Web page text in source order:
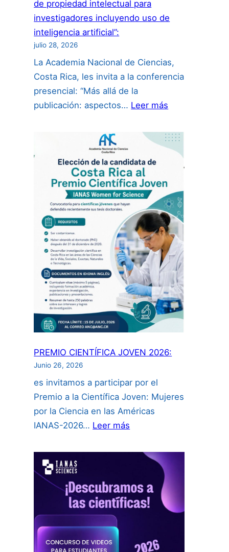
de propiedad intelectual para
investigadores incluyendo uso de
inteligencia artificial”:
julio 28, 2026
La Academia Nacional de Ciencias,
Costa Rica, les invita a la conferencia
presencial: “Más allá de la
publicación: aspectos… Leer más
allá
de
aspectos
de
propiedad
intelectual
para
investigadores
incluyendo
uso
de
inteligencia
artificial”:
PREMIO CIENTÍFICA JOVEN 2026:
Junio 26, 2026
es invitamos a participar por el
Premio a la Científica Joven: Mujeres
por la Ciencia en las Américas
IANAS-2026… Leer más
CIENTÍFICA
2026: